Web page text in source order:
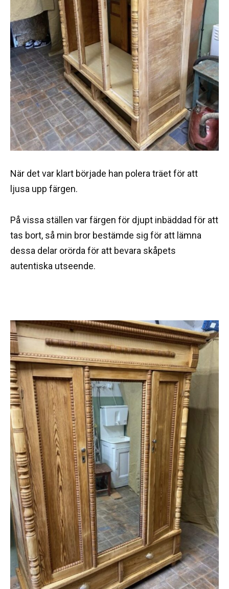
När det var klart började han polera träet för att
ljusa upp färgen.
På vissa ställen var färgen för djupt inbäddad för att
tas bort, så min bror bestämde sig för att lämna
dessa delar orörda för att bevara skåpets
autentiska utseende.